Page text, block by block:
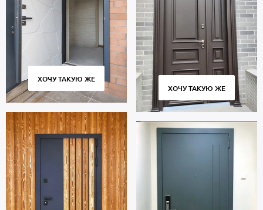
ХОЧУ ТАКУЮ ЖЕ
ХОЧУ ТАКУЮ ЖЕ